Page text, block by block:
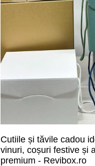
Cutiile și tăvile cadou
vinuri, coșuri festive și
premium - Revibox.ro